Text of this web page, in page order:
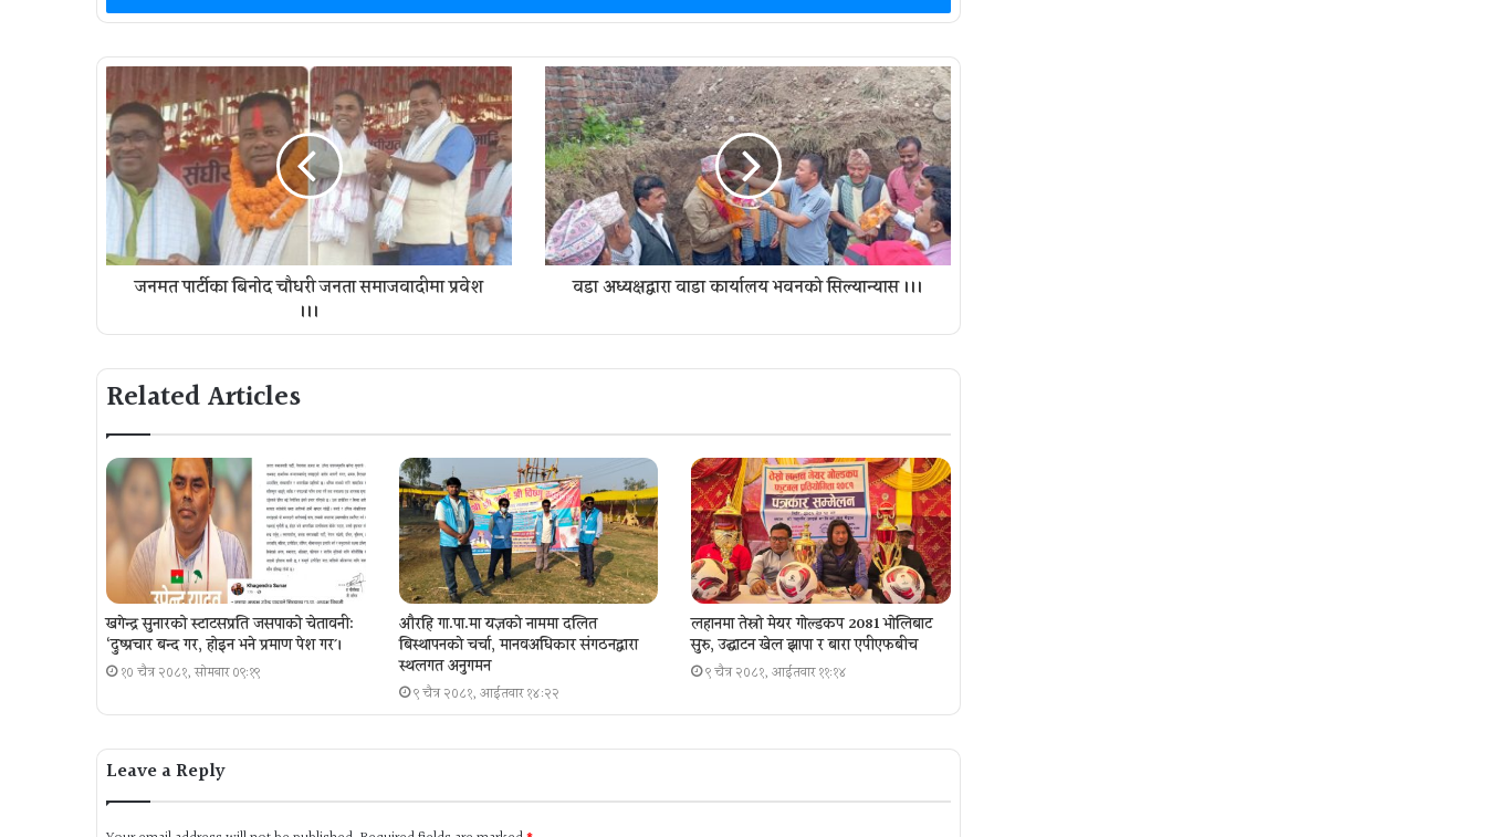
जनमत पार्टीका बिनाेद चौधरी जनता समाजवादीमा प्रवेश
।।।
वडा अध्यक्षद्वारा वाडा कार्यालय भवनको सिल्यान्यास ।।।
Related Articles
खगेन्द्र सुनारको स्टाटसप्रति जसपाको चेतावनी:
‘दुष्प्रचार बन्द गर, होइन भने प्रमाण पेश गर´।
१० चैत्र २०८१, सोमबार ०९:१९
औरहि गा.पा.मा यज्ञकाे नाममा दलित
बिस्थापनकाे चर्चा, मानवअधिकार संगठनद्वारा
स्थलगत अनुगमन
९ चैत्र २०८१, आईतवार १४:२२
लहानमा तेस्रो मेयर गोल्डकप 2081 भोलिबाट
सुरु, उद्घाटन खेल झापा र बारा एपीएफबीच
९ चैत्र २०८१, आईतवार ११:१४
Leave a Reply